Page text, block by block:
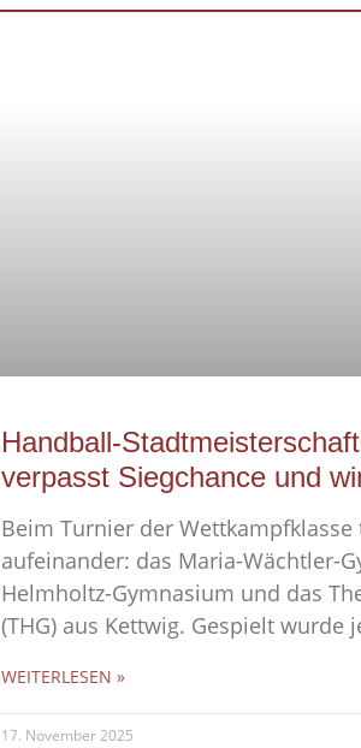
Handball-
verpasst Siegchance und
Beim Turnier der
aufeinander: das Maria-Wächtler-
Helmholtz-Gymnasium und das
(THG) aus Kettwig. Gespielt wurde
WEITERLESEN »
17. November 2025